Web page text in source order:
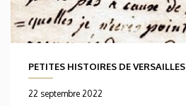
PETITES HISTOIRES DE VERSAILLES
22 septembre 2022